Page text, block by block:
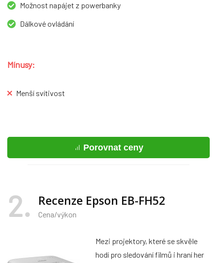
Možnost napájet z powerbanky
Dálkové ovládání
Mínusy:
Menší svítivost
Porovnat ceny
2 Recenze Epson EB-FH52
Cena/výkon
Mezi projektory, které se skvěle
hodí pro sledování filmů i hraní her